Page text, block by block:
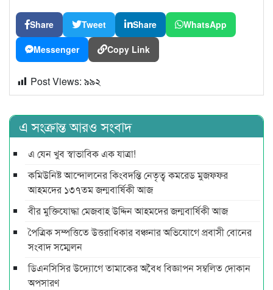
Share Tweet Share WhatsApp
Messenger Copy Link
Post Views: ৯৯২
এ সংক্রান্ত আরও সংবাদ
এ যেন খুব স্বাভাবিক এক যাত্রা!
কমিউনিষ্ট আন্দোলনের কিংবদন্তি নেতৃত্ব কমরেড মুজফ্ফর
আহমদের ১৩৭তম জন্মবার্ষিকী আজ
বীর মুক্তিযোদ্ধা মেজবাহ উদ্দিন আহমদের জন্মবার্ষিকী আজ
পৈত্রিক সম্পত্তিতে উত্তরাধিকার বঞ্চনার অভিযোগে প্রবাসী বোনের
সংবাদ সম্মেলন
ডিএনসিসির উদ্যোগে তামাকের অবৈধ বিজ্ঞাপন সম্বলিত দোকান
অপসারণ